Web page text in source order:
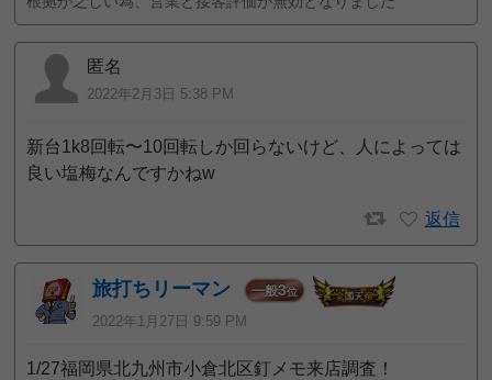
匿名
2022年2月3日 5:38 PM
新台1k8回転〜10回転しか回らないけど、人によっては
良い塩梅なんですかねw
返信
旅打ちリーマン 一般3位
2022年1月27日 9:59 PM
1/27福岡県北九州市小倉北区釘メモ来店調査！